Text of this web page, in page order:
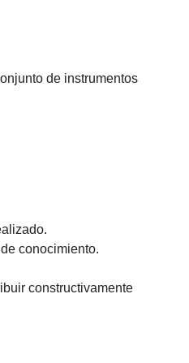
de instrumentos
conocimiento.
constructivamente